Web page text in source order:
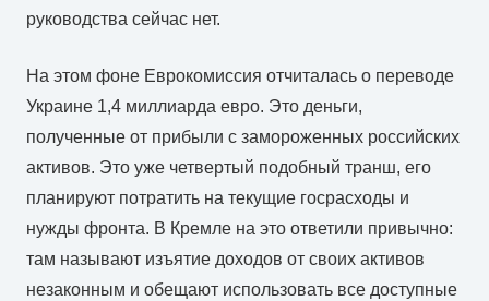
руководства сейчас нет.
На этом фоне Еврокомиссия отчиталась о переводе
Украине 1,4 миллиарда евро. Это деньги,
полученные от прибыли с замороженных российских
активов. Это уже четвертый подобный транш, его
планируют потратить на текущие госрасходы и
нужды фронта. В Кремле на это ответили привычно:
там называют изъятие доходов от своих активов
незаконным и обещают использовать все доступные